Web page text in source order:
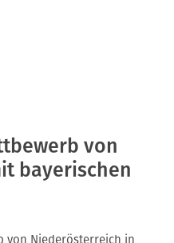
von
bayerischen
von Niederösterreich in